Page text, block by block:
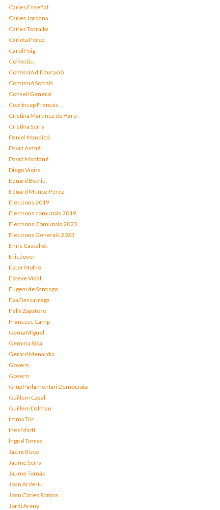
Carles Enseñat
Carles Jordana
Carles Torralba
Carlota Pérez
Carol Puig
Col·lectiu
Comissió d'Educació
Comissió Socials
Consell General
Copríncep Francès
Cristina Martínez de Haro
Cristina Serra
Daniel Mandicó
David Astrié
David Montané
Diego Vieira
Eduard Betriu
Eduard Muñoz Pérez
Eleccions 2019
Eleccions comunals 2019
Eleccions Comunals 2023
Eleccions Generals 2023
Enric Castellet
Eric Jover
Ester Molné
Esteve Vidal
Eugeni de Santiago
Eva Descarrega
Fèlix Zapatero
Francesc Camp
Gema Miguel
Gemma Riba
Gerard Menardia
Govern
Govern
Grup Parlamentari Demòcrata
Guillem Casal
Guillem Dalmau
Imma Tor
Inés Martí
Íngrid Torres
Jacint Risco
Jaume Serra
Jaume Tomàs
Joan Arderiu
Joan Carles Ramos
Jordi Areny